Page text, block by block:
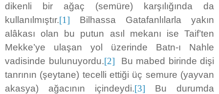
dikenli bir ağaç (semüre) karşılığında da
kullanılmıştır.[1] Bilhassa Gatafanlılarla yakın
alâkası olan bu putun asıl mekanı ise Taif’ten
Mekke’ye ulaşan yol üzerinde Batn-ı Nahle
vadisinde bulunuyordu.[2] Bu mabed birinde dişi
tanrının (şeytane) tecelli ettiği üç semure (yayvan
akasya) ağacının içindeydi.[3] Bu durumda